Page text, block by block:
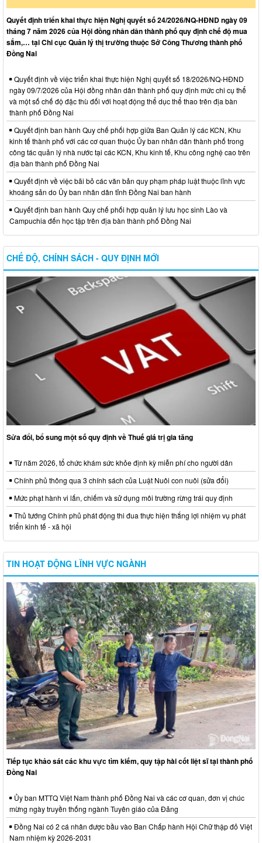
Quyết định triển khai thực hiện Nghị quyết số 24/2026/NQ-HĐND ngày 09
tháng 7 năm 2026 của Hội đồng nhân dân thành phố quy định chế độ mua
sắm,… tại Chi cục Quản lý thị trường thuộc Sở Công Thương thành phố
Đồng Nai
Quyết định về việc triển khai thực hiện Nghị quyết số 18/2026/NQ-HĐND
ngày 09/7/2026 của Hội đồng nhân dân thành phố quy định mức chi cụ thể
và một số chế độ đặc thù đối với hoạt động thể dục thể thao trên địa bàn
thành phố Đồng Nai
Quyết định ban hành Quy chế phối hợp giữa Ban Quản lý các KCN, Khu
kinh tế thành phố với các cơ quan thuộc Ủy ban nhân dân thành phố trong
công tác quản lý nhà nước tại các KCN, Khu kinh tế, Khu công nghệ cao trên
địa bàn thành phố Đồng Nai
Quyết định về việc bãi bỏ các văn bản quy phạm pháp luật thuộc lĩnh vực
khoáng sản do Ủy ban nhân dân tỉnh Đồng Nai ban hành
Quyết định ban hành Quy chế phối hợp quản lý lưu học sinh Lào và
Campuchia đến học tập trên địa bàn thành phố Đồng Nai
CHẾ ĐỘ, CHÍNH SÁCH - QUY ĐỊNH MỚI
Sửa đổi, bổ sung một số quy định về Thuế giá trị gia tăng
Từ năm 2026, tổ chức khám sức khỏe định kỳ miễn phí cho người dân
Chính phủ thông qua 3 chính sách của Luật Nuôi con nuôi (sửa đổi)
Mức phạt hành vi lấn, chiếm và sử dụng môi trường rừng trái quy định
Thủ tướng Chính phủ phát động thi đua thực hiện thắng lợi nhiệm vụ phát
triển kinh tế - xã hội
TIN HOẠT ĐỘNG LĨNH VỰC NGÀNH
Tiếp tục khảo sát các khu vực tìm kiếm, quy tập hài cốt liệt sĩ tại thành phố
Đồng Nai
Ủy ban MTTQ Việt Nam thành phố Đồng Nai và các cơ quan, đơn vị chúc
mừng ngày truyền thống ngành Tuyên giáo của Đảng
Đồng Nai có 2 cá nhân được bầu vào Ban Chấp hành Hội Chữ thập đỏ Việt
Nam nhiệm kỳ 2026-2031